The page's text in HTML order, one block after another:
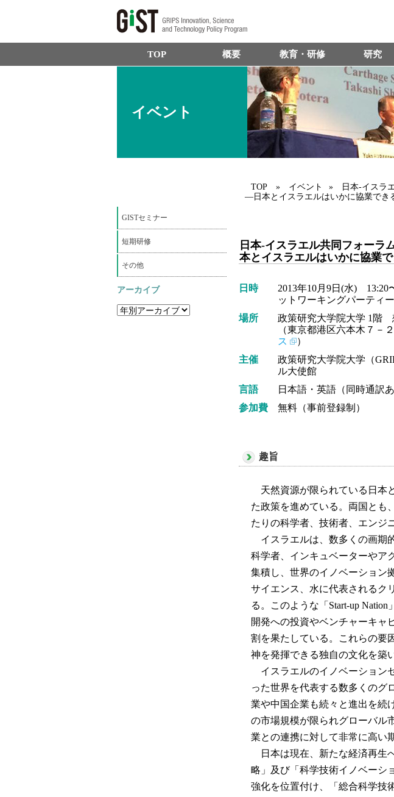
TOP 概要 教育・研修 研究
イベント
GISTセミナー
短期研修
その他
アーカイブ
TOP » イベント
» 日本-イスラエ
―日本とイスラエルはいかに協業でき
日本-イスラエル共同フォーラ
本とイスラエルはいかに協業
日時
2013年10月9日(水) 13:20
ットワーキングパーティー
場所
政策研究大学院大学 1階
（東京都港区六本木７－
ス
）
主催
政策研究大学院大学（
ル大使館
言語
日本語・英語（同時通訳あ
参加費
無料（事前登録制）
趣旨
天然資源が限られている日本
た政策を進めている。両国とも
たりの科学者、技術者、エンジ
イスラエルは、数多くの画期
科学者、インキュベーターやア
集積し、世界のイノベーション
サイエンス、水に代表されるク
る。このような「Start-up
開発への投資やベンチャーキャ
割を果たしている。これらの要
神を発揮できる独自の文化を築
イスラエルのイノベーション
った世界を代表する数多くのグ
業や中国企業も続々と進出を続
の市場規模が限られグローバル
業との連携に対して非常に高い
日本は現在、新たな経済再生
略」及び「科学技術イノベーシ
強化を位置付け、「総合科学技